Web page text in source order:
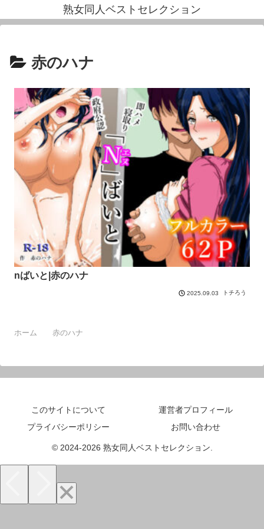
熟女同人ベストセレクション
赤のハナ
nばいと|赤のハナ
2025.09.03 トチろう
ホーム 赤のハナ
このサイトについて
運営者プロフィール
プライバシーポリシー
お問い合わせ
© 2024-2026 熟女同人ベストセレクション.